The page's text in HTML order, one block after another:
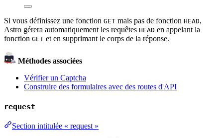
Si vous définissez une fonction GET mais pas de fonction HEAD,
Astro gérera automatiquement les requêtes HEAD en appelant la
fonction GET et en supprimant le corps de la réponse.
Méthodes associées
Vérifier un Captcha
Construire des formulaires avec des routes d'API
request
Section intitulée « request »